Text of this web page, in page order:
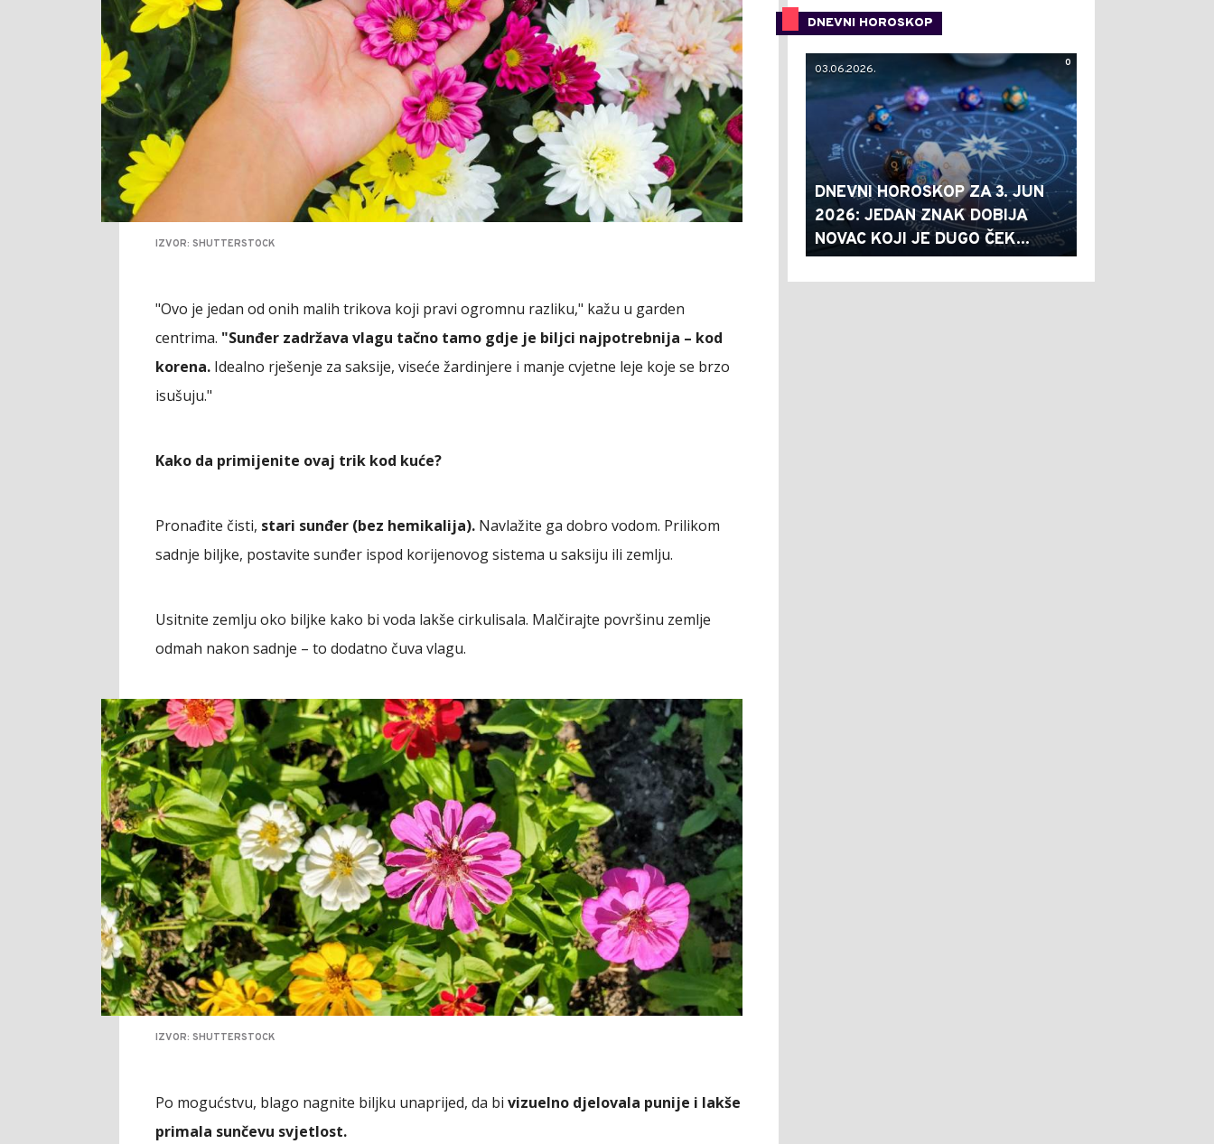
IZVOR: SHUTTERSTOCK
"Ovo je jedan od onih malih trikova koji pravi ogromnu razliku," kažu u garden
centrima. "Sunđer zadržava vlagu tačno tamo gdje je biljci najpotrebnija – kod
korena. Idealno rješenje za saksije, viseće žardinjere i manje cvjetne leje koje se brzo
isušuju."
Kako da primijenite ovaj trik kod kuće?
Pronađite čisti, stari sunđer (bez hemikalija). Navlažite ga dobro vodom. Prilikom
sadnje biljke, postavite sunđer ispod korijenovog sistema u saksiju ili zemlju.
Usitnite zemlju oko biljke kako bi voda lakše cirkulisala. Malčirajte površinu zemlje
odmah nakon sadnje – to dodatno čuva vlagu.
IZVOR: SHUTTERSTOCK
Po mogućstvu, blago nagnite biljku unaprijed, da bi vizuelno djelovala punije i lakše
primala sunčevu svjetlost.
DNEVNI HOROSKOP
0
03.06.2026.
DNEVNI HOROSKOP ZA 3. JUN
2026: JEDAN ZNAK DOBIJA
NOVAC KOJI JE DUGO ČEK...